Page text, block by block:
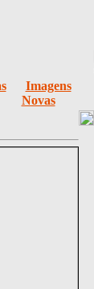
Imagens
Novas